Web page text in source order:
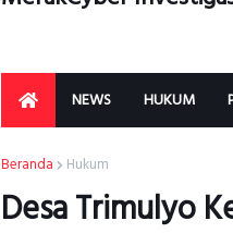
NEWS HUKUM
Beranda Hukum
Desa Trimulyo